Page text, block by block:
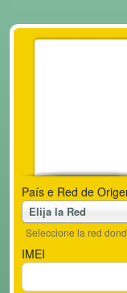
País e Red de
Elija la Red
Seleccione la red
IMEI